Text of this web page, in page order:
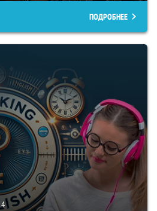
ПОДРОБНЕЕ
4